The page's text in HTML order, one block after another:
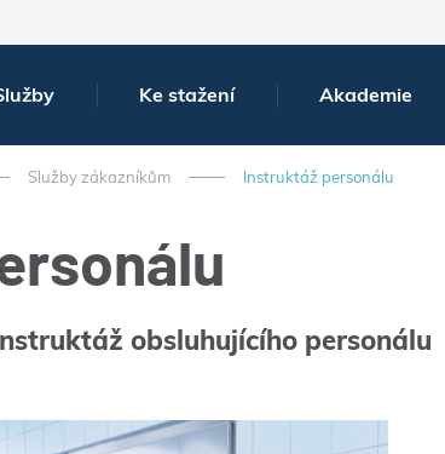
Ke stažení Akademie
Služby zákazníkům Instruktáž personálu
obsluhujícího personálu